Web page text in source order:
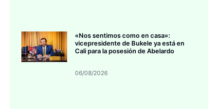
«Nos sentimos como en casa»:
vicepresidente de Bukele ya está en
Cali para la posesión de Abelardo
06/08/2026